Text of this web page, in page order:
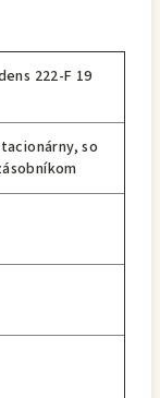
222-F 19
so